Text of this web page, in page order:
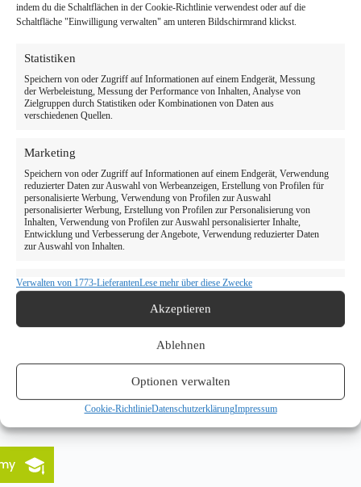
indem du die Schaltflächen in der Cookie-Richtlinie verwendest oder auf die
Schaltfläche "Einwilligung verwalten" am unteren Bildschirmrand klickst.
Statistiken
Speichern von oder Zugriff auf Informationen auf einem Endgerät, Messung
der Werbeleistung, Messung der Performance von Inhalten, Analyse von
Zielgruppen durch Statistiken oder Kombinationen von Daten aus
verschiedenen Quellen.
Marketing
Speichern von oder Zugriff auf Informationen auf einem Endgerät, Verwendung
reduzierter Daten zur Auswahl von Werbeanzeigen, Erstellung von Profilen für
personalisierte Werbung, Verwendung von Profilen zur Auswahl
personalisierter Werbung, Erstellung von Profilen zur Personalisierung von
Inhalten, Verwendung von Profilen zur Auswahl personalisierter Inhalte,
Entwicklung und Verbesserung der Angebote, Verwendung reduzierter Daten
zur Auswahl von Inhalten.
Eigenschaften
Abgleichung und Kombination von Daten aus unterschiedlichen
Quellen, Verknüpfung verschiedener Endgeräte, Identifikation von
Endgeräten anhand automatisch übermittelter Informationen.
Verwendung genauer Standortdaten, Geräte anhand von
aktiv angeforderten Informationen identifizieren.
Gewährleistung der Sicherheit, Verhinderung und
Aufdeckung von Betrug und Fehlerbehebung,
Bereitstellung und Anzeige von Werbung und
Inhalten, Ihre Entscheidungen zum Datenschutz
speichern und übermitteln.
Verwalten von 1773-LieferantenLese mehr über diese Zwecke
Akzeptieren
Ablehnen
Optionen verwalten
Cookie-RichtlinieDatenschutzerklärungImpressum
Ablauf & Kosten in Hanau
individuell an. Kosten ab 2.500 €. Jetzt Beratungstermin in Hanau
buchen!